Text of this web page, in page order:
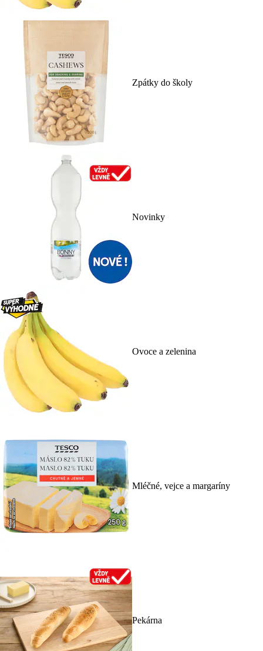
Zpátky do školy
Novinky
Ovoce a zelenina
Mléčné, vejce a margaríny
Pekárna